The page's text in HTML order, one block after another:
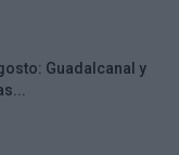
Guadalcanal y